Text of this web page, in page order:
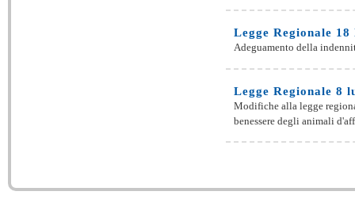
Legge Regionale
Adeguamento della
Legge Regionale 8
Modifiche alla legge
benessere degli animali